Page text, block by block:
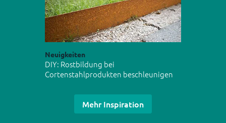
Neuigkeiten
DIY: Rostbildung bei
Cortenstahlprodukten beschleunigen
Mehr Inspiration